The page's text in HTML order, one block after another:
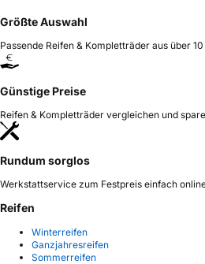
Größte Auswahl
Passende Reifen & Kompletträder aus über
Günstige Preise
Reifen & Kompletträder vergleichen und
Rundum sorglos
Werkstattservice zum Festpreis einfach
Reifen
Winterreifen
Ganzjahresreifen
Sommerreifen